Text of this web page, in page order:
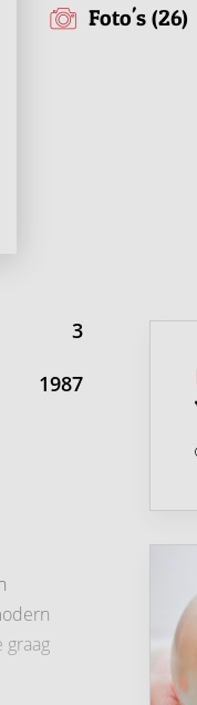
Foto's (26)
3
1987